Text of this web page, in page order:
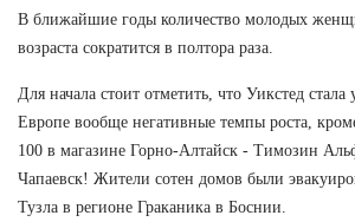
В ближайшие годы количество молодых
возраста сократится в полтора раза.
Для начала стоит отметить, что Уикстед
Европе вообще негативные темпы роста,
100 в магазине Горно-Алтайск - Tимозин
Чапаевск! Жители сотен домов были
Тузла в регионе Граканика в Боснии.